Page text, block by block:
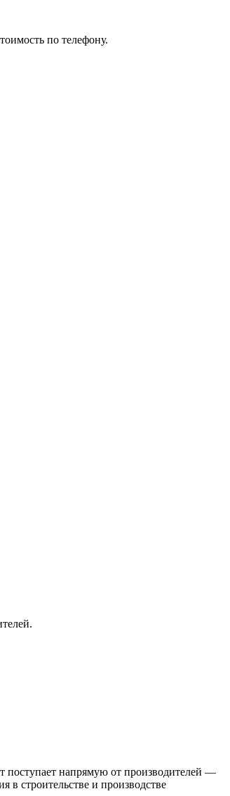
по телефону.
поступает напрямую от производителей —
строительстве и производстве